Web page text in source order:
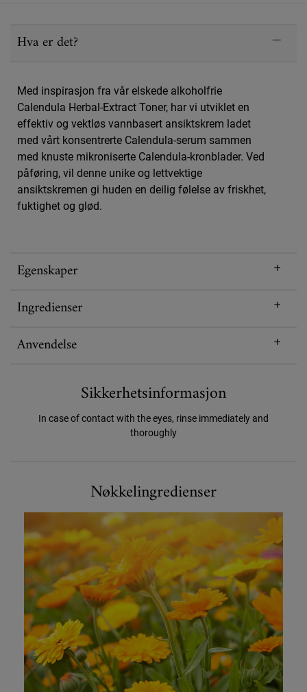
Hva er det?
Med inspirasjon fra vår elskede alkoholfrie
Calendula Herbal-Extract Toner, har vi utviklet en
effektiv og vektløs vannbasert ansiktskrem ladet
med vårt konsentrerte Calendula-serum sammen
med knuste mikroniserte Calendula-kronblader. Ved
påføring, vil denne unike og lettvektige
ansiktskremen gi huden en deilig følelse av friskhet,
fuktighet og glød.
Egenskaper
Ingredienser
Anvendelse
Sikkerhetsinformasjon
In case of contact with the eyes, rinse immediately and
thoroughly
Nøkkelingredienser